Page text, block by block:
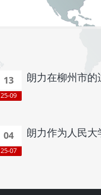
13
25-09
朗力在柳州市
04
25-07
朗力作为人民